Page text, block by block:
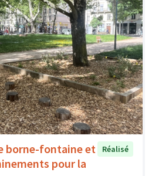
borne-fontaine et
pour la
Réalisé